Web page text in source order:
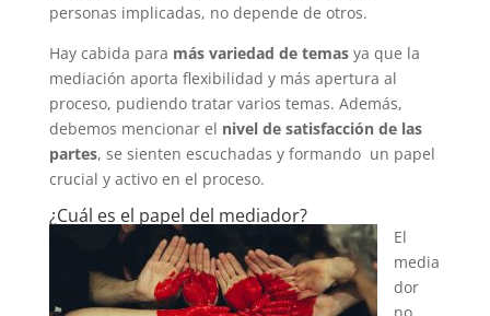
personas implicadas, no depende de otros.
Hay cabida para más variedad de temasya que la
mediación aporta flexibilidad y más apertura al
proceso, pudiendo tratar varios temas. Además,
debemos mencionar el nivel de satisfacción de las
partes, se sienten escuchadas y formando un papel
crucial y activo en el proceso.
¿Cuál es el papel del mediador?
El
media
dor